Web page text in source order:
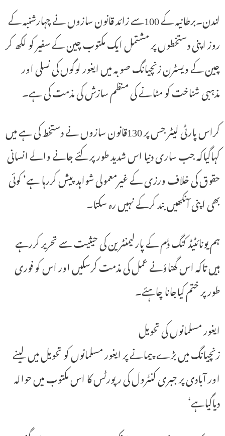
لندن۔برطانیہ کے 100سے زائد قانون سازوں نے چہارشنبہ کے
روز اپنی دستخطوں پر مشتمل ایک مکتوب چین کے سفیر کو لکھ کر
چین کے ویسٹرن زنچیانگ صوبہ میں ایغور لوگوں کی نسلی اور
مذہبی شناخت کو مٹانے کی منظم سازش کی مذمت کی ہے۔
کراس پارٹی لیٹر جس پر 130قانون سازوں نے دستخط کی ہے میں
کہاگیاکہ جب ساری دنیا اس شدید طور پر کئے جانے والے انسانی
حقوق کی خلاف ورزی کے غیرمعمولی شواہد پیش کررہا ہے‘ کوئی
بھی اپنی آنکھیں بند کرکے نہیں رہ سکتا۔
ہم یونائٹیڈ کنگ ڈم کے پارلیمنٹرین کی حیثیت سے تحریر کررہے
ہیں تاکہ اس گھناؤنے عمل کی مذمت کرسکیں اور اس کو فوری
طور پر ختم کیاجانا چاہئے۔
ایغور مسلمانوں کی تحویل
زنچیانگ میں بڑے پیمانے پر ایغور مسلمانوں کو تحویل میں لینے
اور آبادی پر جبری کنٹرول کی رپورٹس کا اس مکتوب میں حوالہ
دیاگیاہے‘